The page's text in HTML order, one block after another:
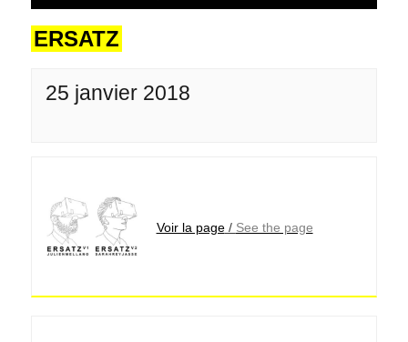
ERSATZ
25 janvier 2018
Voir la page/ See the page